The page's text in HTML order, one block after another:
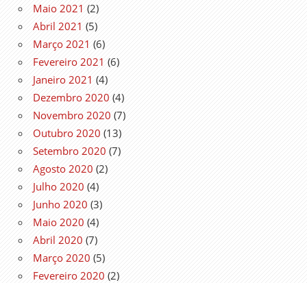
Maio 2021 (2)
Abril 2021 (5)
Março 2021 (6)
Fevereiro 2021 (6)
Janeiro 2021 (4)
Dezembro 2020 (4)
Novembro 2020 (7)
Outubro 2020 (13)
Setembro 2020 (7)
Agosto 2020 (2)
Julho 2020 (4)
Junho 2020 (3)
Maio 2020 (4)
Abril 2020 (7)
Março 2020 (5)
Fevereiro 2020 (2)